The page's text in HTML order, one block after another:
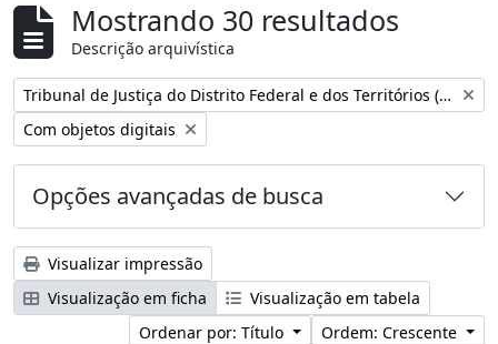
Mostrando 30 resultados
Descrição arquivística
Remover filtro:
Tribunal de Justiça do Distrito Federal e dos Territórios (Brasil)
Remover filtro:
Com objetos digitais
Opções avançadas de busca
Visualizar impressão
Visualização em ficha
Visualização em tabela
Ordenar por: Título
Ordem: Crescente